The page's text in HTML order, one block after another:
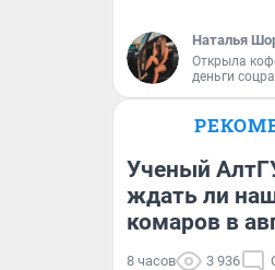
Наталья
Открыла
деньги
Ученый
ждать ли
комаров в
8 часов 3 936